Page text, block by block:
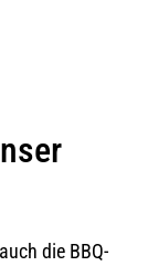
die BBQ-